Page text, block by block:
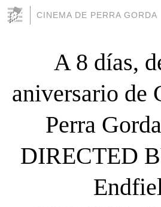
CINEMA DE PERRA GORDA
A 8 días,
aniversario de
Perra
DIRECTED